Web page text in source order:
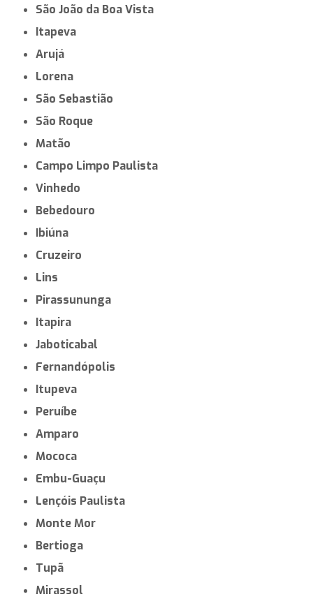
São João da Boa Vista
Itapeva
Arujá
Lorena
São Sebastião
São Roque
Matão
Campo Limpo Paulista
Vinhedo
Bebedouro
Ibiúna
Cruzeiro
Lins
Pirassununga
Itapira
Jaboticabal
Fernandópolis
Itupeva
Peruíbe
Amparo
Mococa
Embu-Guaçu
Lençóis Paulista
Monte Mor
Bertioga
Tupã
Mirassol